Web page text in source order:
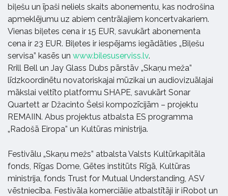
biļešu un īpaši neliels skaits abonementu, kas nodrošina
apmeklējumu uz abiem centrālajiem koncertvakariem.
Vienas biļetes cena ir 15 EUR, savukārt abonementa
cena ir 23 EUR. Biļetes ir iespējams iegādāties „Biļešu
servisa” kasēs un www.bilesuserviss.lv.
Rrill Bell un Jay Glass Dubs pārstāv „Skaņu meža”
līdzkoordinētu novatoriskajai mūzikai un audiovizuālajai
mākslai veltīto platformu SHAPE, savukārt Sonar
Quartett ar Džacinto Šelsi kompozīcijām – projektu
REMAIIN. Abus projektus atbalsta ES programma
„Radošā Eiropa” un Kultūras ministrija.
Festivālu „Skaņu mežs” atbalsta Valsts Kultūrkapitāla
fonds, Rīgas Dome, Gētes institūts Rīgā, Kultūras
ministrija, fonds Trust for Mutual Understanding, ASV
vēstniecība. Festivāla komerciālie atbalstītāji ir iRobot un